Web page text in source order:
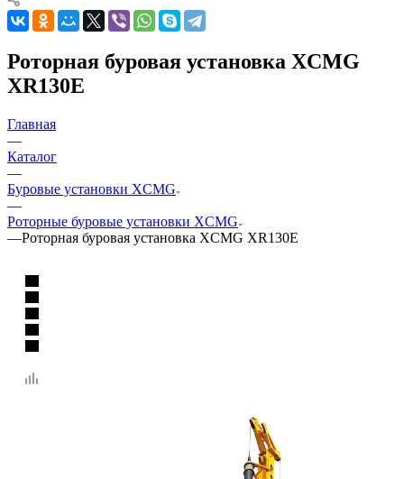
Роторная буровая установка XCMG
XR130E
Главная
—
Каталог
—
Буровые установки XCMG
—
Роторные буровые установки XCMG
—Роторная буровая установка XCMG XR130E